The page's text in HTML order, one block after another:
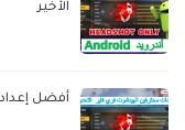
الأخير
أفضل